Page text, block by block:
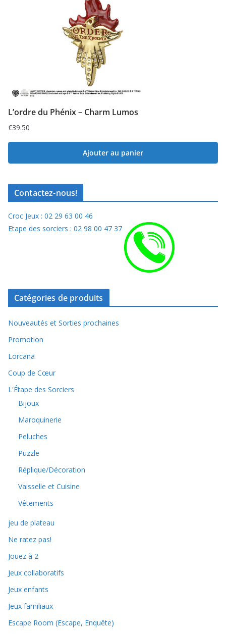
L’ordre du Phénix – Charm Lumos
€39.50
Ajouter au panier
Contactez-nous!
Croc Jeux : 02 29 63 00 46
Etape des sorciers : 02 98 00 47 37
Catégories de produits
Nouveautés et Sorties prochaines
Promotion
Lorcana
Coup de Cœur
L'Étape des Sorciers
Bijoux
Maroquinerie
Peluches
Puzzle
Réplique/Décoration
Vaisselle et Cuisine
Vêtements
jeu de plateau
Ne ratez pas!
Jouez à 2
Jeux collaboratifs
Jeux enfants
Jeux familiaux
Escape Room (Escape, Enquête)